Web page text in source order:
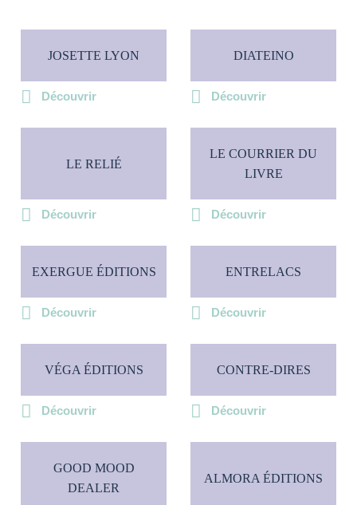
JOSETTE LYON
Découvrir
DIATEINO
Découvrir
LE RELIÉ
Découvrir
LE COURRIER DU
LIVRE
Découvrir
EXERGUE ÉDITIONS
Découvrir
ENTRELACS
Découvrir
VÉGA ÉDITIONS
Découvrir
CONTRE-DIRES
Découvrir
GOOD MOOD
DEALER
ALMORA ÉDITIONS